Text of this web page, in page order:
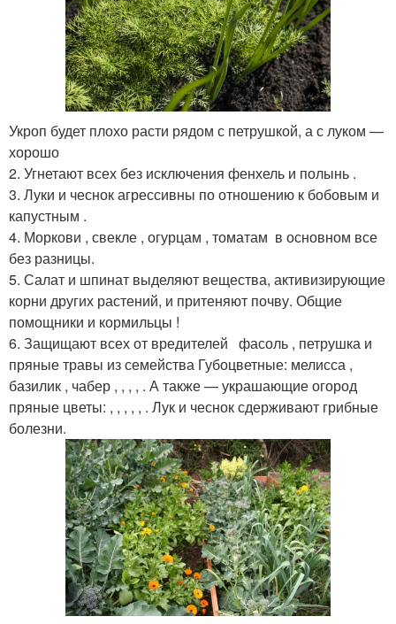
Укроп будет плохо расти рядом с петрушкой, а с луком —
хорошо
2. Угнетают всех без исключения фенхель и полынь .
3. Луки и чеснок агрессивны по отношению к бобовым и
капустным .
4. Моркови , свекле , огурцам , томатам в основном все
без разницы.
5. Салат и шпинат выделяют вещества, активизирующие
корни других растений, и притеняют почву. Общие
помощники и кормильцы !
6. Защищают всех от вредителей фасоль , петрушка и
пряные травы из семейства Губоцветные: мелисса ,
базилик , чабер , , , , . А также — украшающие огород
пряные цветы: , , , , , . Лук и чеснок сдерживают грибные
болезни.